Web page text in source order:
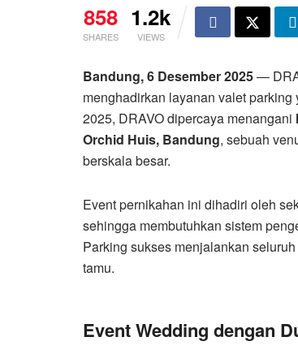
858
SHARES
1.2k
VIEWS
Bandung, 6 Desember 2025—
menghadirkan layanan valet
2025, DRAVO dipercaya menangani
Orchid Huis, Bandung, sebuah
berskala besar.
Event pernikahan ini dihadiri oleh
sehingga membutuhkan sistem
Parking sukses menjalankan
tamu.
Event Wedding dengan